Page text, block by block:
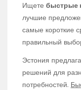
Ищете быстрые
лучшие
самые короткие
правильный
Эстония
решений для
потребностей.